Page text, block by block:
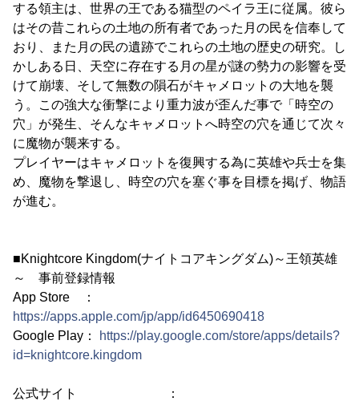
する領主は、世界の王である猫型のペイラ王に従属。彼ら
はその昔これらの土地の所有者であった月の民を信奉して
おり、また月の民の遺跡でこれらの土地の歴史の研究。し
かしある日、天空に存在する月の星が謎の勢力の影響を受
けて崩壊、そして無数の隕石がキャメロットの大地を襲
う。この強大な衝撃により重力波が歪んだ事で「時空の
穴」が発生、そんなキャメロットへ時空の穴を通じて次々
に魔物が襲来する。
プレイヤーはキャメロットを復興する為に英雄や兵士を集
め、魔物を撃退し、時空の穴を塞ぐ事を目標を掲げ、物語
が進む。
■Knightcore Kingdom(ナイトコアキングダム)～王領英雄
～ 事前登録情報
App Store ：
https://apps.apple.com/jp/app/id6450690418
Google Play：
https://play.google.com/store/apps/details?
id=knightcore.kingdom
公式サイト ：